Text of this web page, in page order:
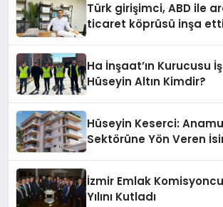
Türk girişimci, ABD ile
ticaret köprüsü inşa
Ha İnşaat’ın Kurucusu
Hüseyin Altın Kimdir?
Hüseyin Keserci:
Sektörüne Yön Veren
İzmir Emlak
Yılını Kutladı